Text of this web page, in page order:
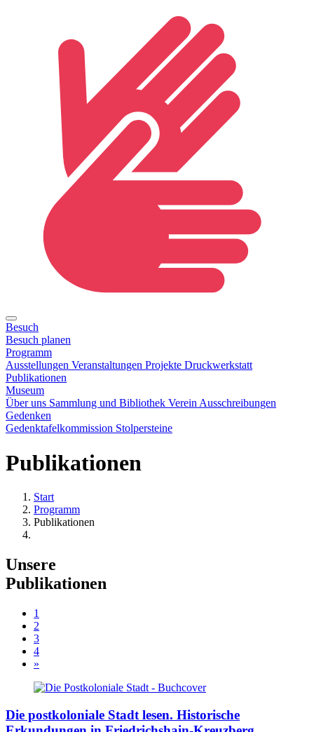
Besuch
Besuch planen
Programm
Ausstellungen Veranstaltungen Projekte Druckwerkstatt
Publikationen
Museum
Über uns Sammlung und Bibliothek VereinAusschreibungen
Gedenken
Gedenktafelkommission Stolpersteine
Publikationen
Start
Programm
Publikationen
Unsere
Publikationen
1
2
3
4
»
Die postkoloniale Stadt lesen. Historische